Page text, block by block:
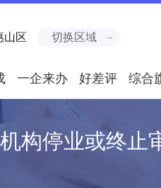
山区 切换区域
一企来办 好差评 综合
构停业或终止